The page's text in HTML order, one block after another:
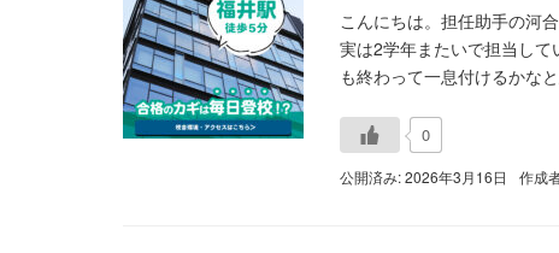
こんにちは。担任助手の河
実は2学年またいで担当し
も終わって一息付けるかな
0
公開済み: 2026年3月16日 作成